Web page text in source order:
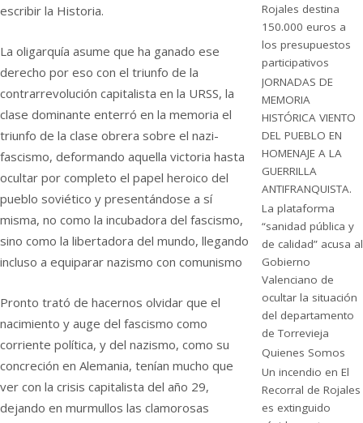
escribir la Historia.
La oligarquía asume que ha ganado ese
derecho por eso con el triunfo de la
contrarrevolución capitalista en la URSS, la
clase dominante enterró en la memoria el
triunfo de la clase obrera sobre el nazi-
fascismo, deformando aquella victoria hasta
ocultar por completo el papel heroico del
pueblo soviético y presentándose a sí
misma, no como la incubadora del fascismo,
sino como la libertadora del mundo, llegando
incluso a equiparar nazismo con comunismo
Pronto trató de hacernos olvidar que el
nacimiento y auge del fascismo como
corriente política, y del nazismo, como su
concreción en Alemania, tenían mucho que
ver con la crisis capitalista del año 29,
dejando en murmullos las clamorosas
Rojales destina
150.000 euros a
los presupuestos
participativos
JORNADAS DE
MEMORIA
HISTÓRICA VIENTO
DEL PUEBLO EN
HOMENAJE A LA
GUERRILLA
ANTIFRANQUISTA.
La plataforma
“sanidad pública y
de calidad” acusa al
Gobierno
Valenciano de
ocultar la situación
del departamento
de Torrevieja
Quienes Somos
Un incendio en El
Recorral de Rojales
es extinguido